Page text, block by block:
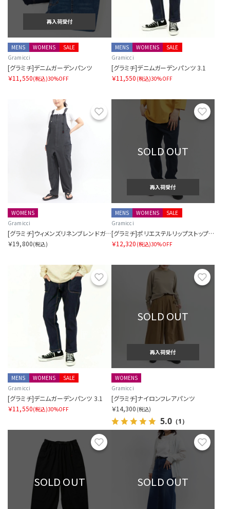
再入荷受付
SALE
MENS
WOMENS
Gramicci
[グラミチ]デニムガーデンパンツ
￥11,550(税込)30%OFF
SALE
MENS
WOMENS
Gramicci
[グラミチ]デニムガーデンパンツ 3.1
￥11,550 (税込)30%OFF
お気に入り
WOMENS
Gramicci
[グラミチ]ウィメンズリネンブレンドガーデンサロペット
￥19,800(税込)
SOLD OUT
再入荷受付
SALE
MENS
WOMENS
Gramicci
[グラミチ]ポリエステルリップストップガーデンパンツ
￥12,320 (税込)30%OFF
お気に入り
SALE
MENS
WOMENS
Gramicci
[グラミチ]デニムガーデンパンツ 3.1
￥11,550(税込)30%OFF
SOLD OUT
再入荷受付
WOMENS
Gramicci
[グラミチ]ナイロンフレアパンツ
￥14,300 (税込)
5.0（1）
お気に入り
SOLD OUT SOLD OUT